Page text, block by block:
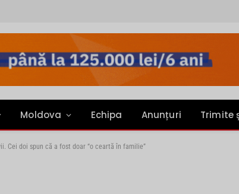
Moldova Echipa Anunțuri Trimite
Cei doi spun că a fost doar “o ceartă în familie”